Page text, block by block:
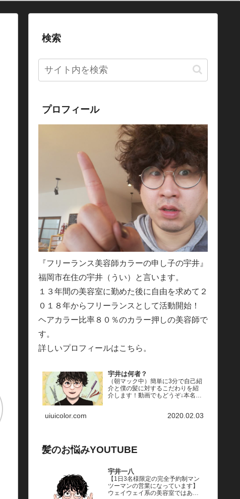
検索
プロフィール
『フリーランス美容師カラーの申し子の宇井』
福岡市在住の宇井（うい）と言います。
１３年間の美容室に勤めた後に自由を求めて２
０１８年からフリーランスとして活動開始！
ヘアカラー比率８０％のカラー押しの美容師で
す。
詳しいプロフィールはこちら。
宇井は何者？
（朝マック中）簡単に3分で自己紹
介と僕の髪に対するこだわりを紹
介します！動画でもどうぞ↓本名
美容師普段何してるの？→インス
uiuicolor.com 2020.02.03
髪のお悩みYOUTUBE
宇井一八
【1日3名様限定の完全予約制マン
ツーマンの営業になっています】
ウェイウェイ系の美容室ではあり